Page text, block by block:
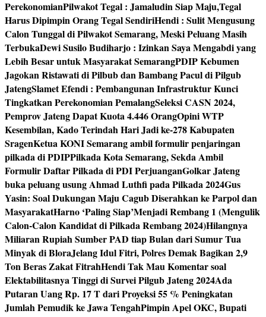
PerekonomianPilwakot Tegal : Jamaludin Siap Maju,Tegal
Harus Dipimpin Orang Tegal SendiriHendi : Sulit Mengusung
Calon Tunggal di Pilwakot Semarang, Meski Peluang Masih
TerbukaDewi Susilo Budiharjo : Izinkan Saya Mengabdi yang
Lebih Besar untuk Masyarakat SemarangPDIP Kebumen
Jagokan Ristawati di Pilbub dan Bambang Pacul di Pilgub
JatengSlamet Efendi : Pembangunan Infrastruktur Kunci
Tingkatkan Perekonomian PemalangSeleksi CASN 2024,
Pemprov Jateng Dapat Kuota 4.446 OrangOpini WTP
Kesembilan, Kado Terindah Hari Jadi ke-278 Kabupaten
SragenKetua KONI Semarang ambil formulir penjaringan
pilkada di PDIPPilkada Kota Semarang, Sekda Ambil
Formulir Daftar Pilkada di PDI PerjuanganGolkar Jateng
buka peluang usung Ahmad Luthfi pada Pilkada 2024Gus
Yasin: Soal Dukungan Maju Cagub Diserahkan ke Parpol dan
MasyarakatHarno ‘Paling Siap’Menjadi Rembang 1 (Mengulik
Calon-Calon Kandidat di Pilkada Rembang 2024)Hilangnya
Miliaran Rupiah Sumber PAD tiap Bulan dari Sumur Tua
Minyak di BloraJelang Idul Fitri, Polres Demak Bagikan 2,9
Ton Beras Zakat FitrahHendi Tak Mau Komentar soal
Elektabilitasnya Tinggi di Survei Pilgub Jateng 2024Ada
Putaran Uang Rp. 17 T dari Proyeksi 55 % Peningkatan
Jumlah Pemudik ke Jawa TengahPimpin Apel OKC, Bupati